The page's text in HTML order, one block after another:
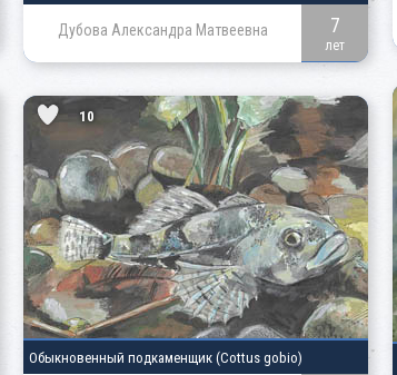
Дубова Александра Матвеевна 7
лет
10
Обыкновенный подкаменщик (Cottus gobio)